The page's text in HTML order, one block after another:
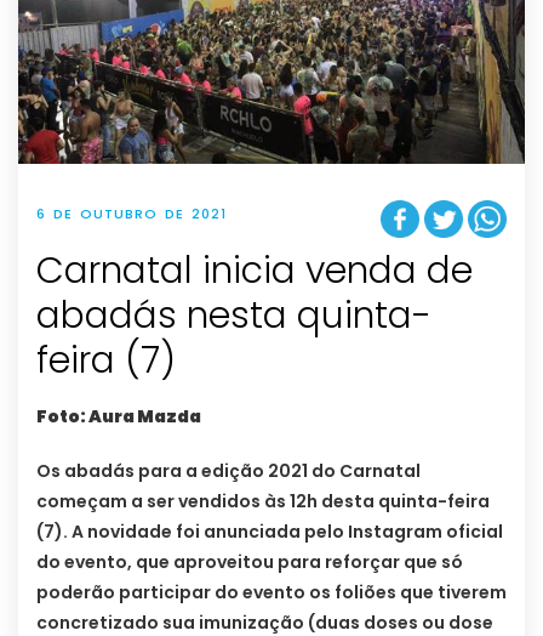
6 DE OUTUBRO DE 2021
Carnatal inicia venda de
abadás nesta quinta-
feira (7)
Foto: Aura Mazda
Os abadás para a edição 2021 do Carnatal
começam a ser vendidos às 12h desta quinta-feira
(7). A novidade foi anunciada pelo Instagram oficial
do evento, que aproveitou para reforçar que só
poderão participar do evento os foliões que tiverem
concretizado sua imunização (duas doses ou dose